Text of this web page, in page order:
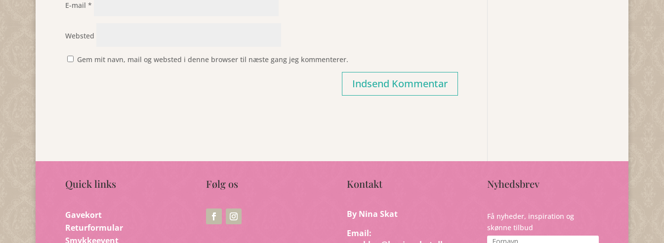
E-mail *
Websted
Gem mit navn, mail og websted i denne browser til næste gang jeg kommenterer.
Quick links
Gavekort
Returformular
Smykkeevent
Følg os Kontakt
By Nina Skat
Email:
Nyhedsbrev
Få nyheder, inspiration og
skønne tilbud